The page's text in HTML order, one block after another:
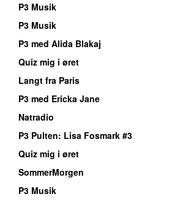
P3 Musik
P3 Musik
P3 med Alida Blakaj
Quiz mig i øret
Langt fra Paris
P3 med Ericka Jane
Natradio
P3 Pulten: Lisa Fosmark #3
Quiz mig i øret
SommerMorgen
P3 Musik